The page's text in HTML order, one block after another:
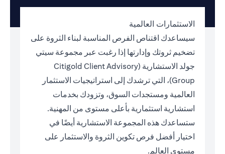
الاستثمارات العالمية
سيساعدك اقتناص الفرص المناسبة لبناء الثروة على
تضخيم ثروتك وإدارتها إذا رغبت عبر مجموعة سيتي
جولد الاستشارية (Citigold Client Advisory
Group)، التي ترشدك إلى استراتيجيات الاستثمار
العالمية ومستجدات السوق، وتزودك بخدمات
استشارية استثمارية بأعلى مستوى من المهنية.
ستساعدك هذه المجموعة الاستشارية أيضًا في
اختيار أفضل فرص تكوين الثروة والاستثمار على
مستوى العالم.